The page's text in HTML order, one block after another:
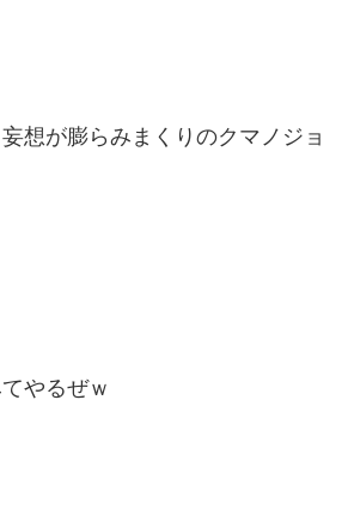
想が膨らみまくりのクマノジョ
やるぜｗ